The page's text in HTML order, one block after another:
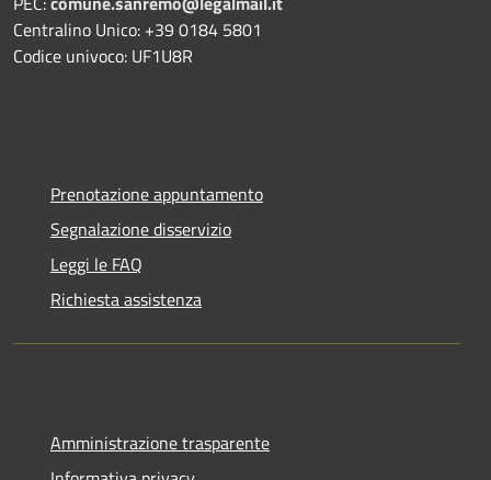
Centralino Unico: +39 0184 5801
Codice univoco: UF1U8R
Prenotazione appuntamento
Segnalazione disservizio
Leggi le FAQ
Richiesta assistenza
Amministrazione trasparente